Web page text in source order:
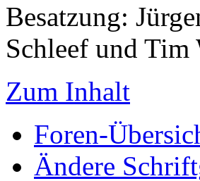
Besatzung:
Schleef und Tim
Zum Inhalt
Foren-
Ändere